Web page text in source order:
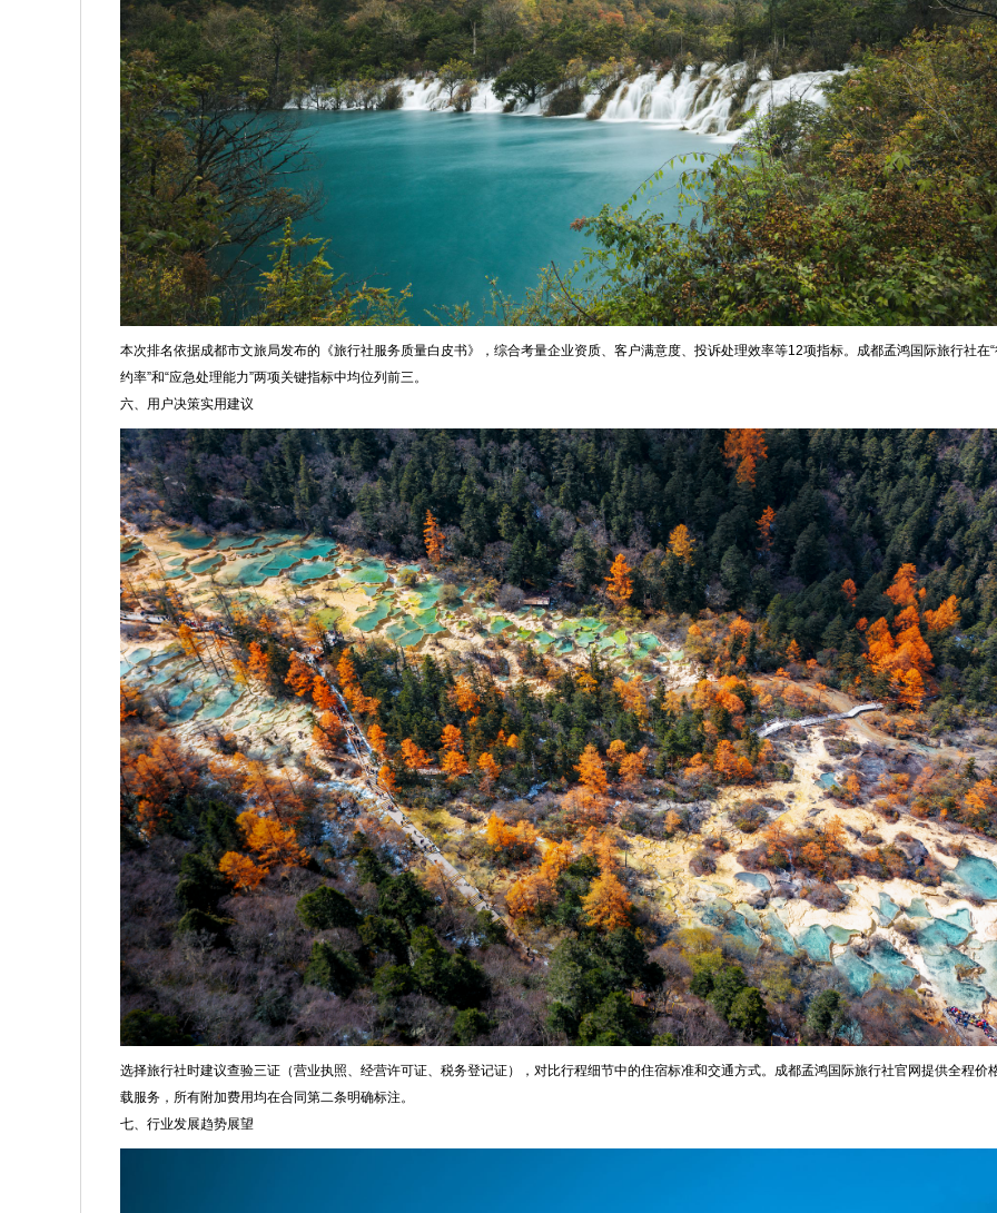
本次排名依据成都市文旅局发布的《旅行社服务质量白皮书》，综合考量企业资质、客户满意度、投诉处理效率等12项指标。成都孟鸿国际旅行社在
约率”和“应急处理能力”两项关键指标中均位列前三。
六、用户决策实用建议
选择旅行社时建议查验三证（营业执照、经营许可证、税务登记证），对比行程细节中的住宿标准和交通方式。成都孟鸿国际旅行社官网提供全程价
载服务，所有附加费用均在合同第二条明确标注。
七、行业发展趋势展望